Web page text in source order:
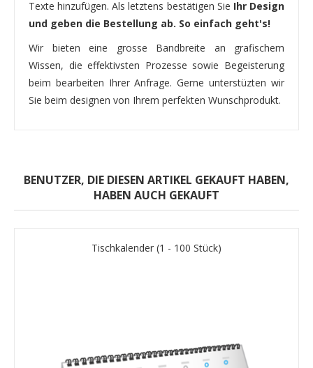
Texte hinzufügen. Als letztens bestätigen Sie Ihr Design
und geben die Bestellung ab. So einfach geht's!
Wir bieten eine grosse Bandbreite an grafischem
Wissen, die effektivsten Prozesse sowie Begeisterung
beim bearbeiten Ihrer Anfrage. Gerne unterstüzten wir
Sie beim designen von Ihrem perfekten Wunschprodukt.
BENUTZER, DIE DIESEN ARTIKEL GEKAUFT HABEN,
HABEN AUCH GEKAUFT
Tischkalender (1 - 100 Stück)